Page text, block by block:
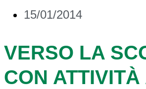
15/01/2014
VERSO LA
CON